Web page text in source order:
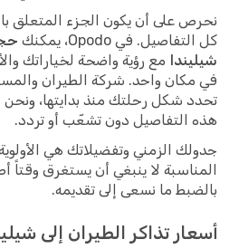
نحرص على أن يكون الجزء المتعلق
كل التفاصيل. في Opodo، يمكنك
شيليندا مع رؤية واضحة لخياراتك
في مكان واحد. شركة الطيران
تحدد شكل رحلتك منذ بدايتها،
هذه التفاصيل دون تشعّب أو تردد.
جدولك الزمني وتفضيلاتك هي
المناسبة لا ينبغي أن يستغرق
بالضبط ما نسعى إلى تقديمه.
أسعار تذاكر الطيران إلى